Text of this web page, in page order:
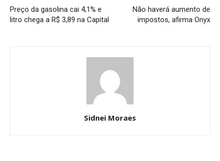
Preço da gasolina cai 4,1% e
litro chega a R$ 3,89 na Capital
Não haverá aumento de
impostos, afirma Onyx
Sidnei Moraes